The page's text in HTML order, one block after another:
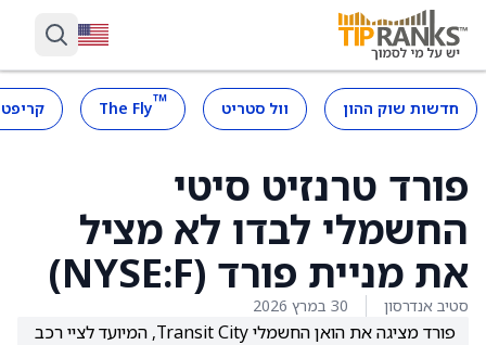
חדשות שוק ההון וול סטריט ™
The Fly
פורד טרנזיט סיטי
החשמלי לבדו לא מציל
את מניית פורד (NYSE:F)
סטיב אנדרסון 30 במרץ 2026
פורד מציגה את הואן החשמלי Transit City, המיועד לציי רכב